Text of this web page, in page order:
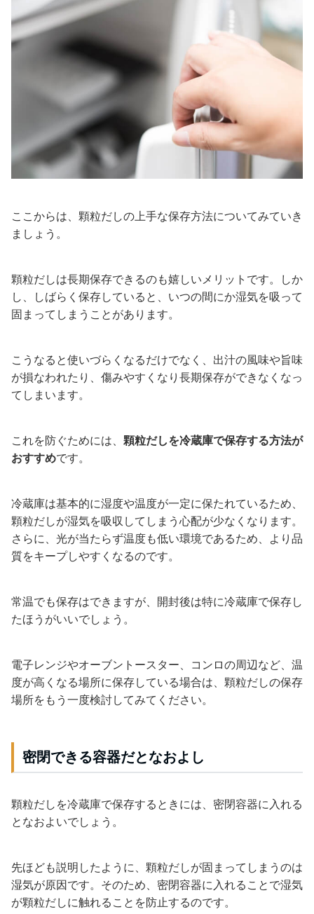
ここからは、顆粒だしの上手な保存方法についてみていき
ましょう。
顆粒だしは長期保存できるのも嬉しいメリットです。しか
し、しばらく保存していると、いつの間にか湿気を吸って
固まってしまうことがあります。
こうなると使いづらくなるだけでなく、出汁の風味や旨味
が損なわれたり、傷みやすくなり長期保存ができなくなっ
てしまいます。
これを防ぐためには、 顆粒だしを冷蔵庫で保存する方法が
おすすめです。
冷蔵庫は基本的に湿度や温度が一定に保たれているため、
顆粒だしが湿気を吸収してしまう心配が少なくなります。
さらに、光が当たらず温度も低い環境であるため、より品
質をキープしやすくなるのです。
常温でも保存はできますが、開封後は特に冷蔵庫で保存し
たほうがいいでしょう。
電子レンジやオーブントースター、コンロの周辺など、温
度が高くなる場所に保存している場合は、顆粒だしの保存
場所をもう一度検討してみてください。
密閉できる容器だとなおよし
顆粒だしを冷蔵庫で保存するときには、密閉容器に入れる
となおよいでしょう。
先ほども説明したように、顆粒だしが固まってしまうのは
湿気が原因です。そのため、密閉容器に入れることで湿気
が顆粒だしに触れることを防止するのです。